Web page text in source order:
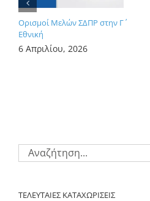
Ορισμοί Μελών ΣΔΠΡ στην Γ΄
Εθνική
6 Απριλίου, 2026
Αναζήτηση
για:
ΤΕΛΕΥΤΑΙΕΣ ΚΑΤΑΧΩΡΙΣΕΙΣ